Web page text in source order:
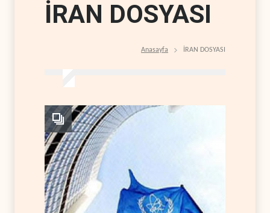
İRAN DOSYASI
Anasayfa İRAN DOSYASI